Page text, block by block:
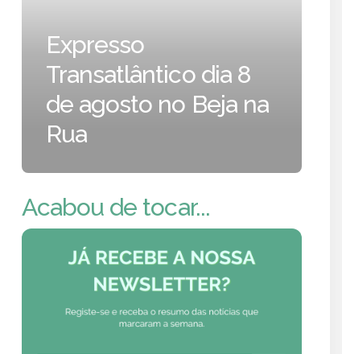
Expresso
Transatlântico dia 8
de agosto no Beja na
Rua
Acabou de tocar...